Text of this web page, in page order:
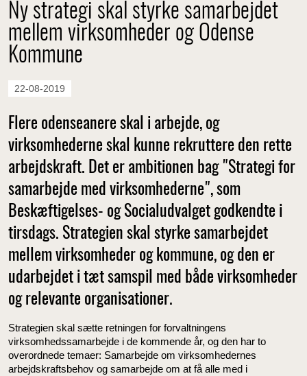
Ny strategi skal styrke samarbejdet
mellem virksomheder og Odense
Kommune
22-08-2019
Flere odenseanere skal i arbejde, og
virksomhederne skal kunne rekruttere den rette
arbejdskraft. Det er ambitionen bag "Strategi for
samarbejde med virksomhederne", som
Beskæftigelses- og Socialudvalget godkendte i
tirsdags. Strategien skal styrke samarbejdet
mellem virksomheder og kommune, og den er
udarbejdet i tæt samspil med både virksomheder
og relevante organisationer.
Strategien skal sætte retningen for forvaltningens
virksomhedssamarbejde i de kommende år, og den har to
overordnede temaer: Samarbejde om virksomhedernes
arbejdskraftsbehov og samarbejde om at få alle med i